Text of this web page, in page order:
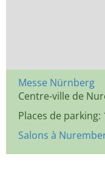
Messe Nürnberg
Centre-ville de
Places de parking:
Salons à